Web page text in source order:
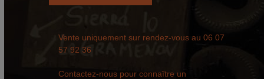
Vente uniquement sur rendez-vous au 06 07
57 92 36
Contactez-nous pour connaître un